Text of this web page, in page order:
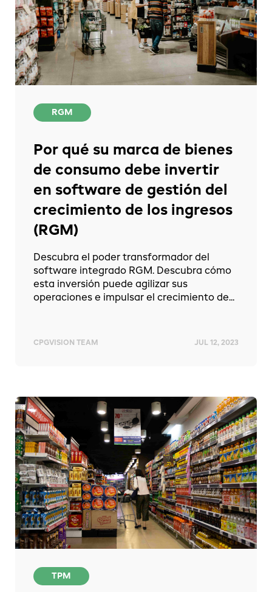
RGM
Por qué su marca de bienes
de consumo debe invertir
en software de gestión del
crecimiento de los ingresos
(RGM)
Descubra el poder transformador del
software integrado RGM. Descubra cómo
esta inversión puede agilizar sus
operaciones e impulsar el crecimiento de...
CPGVISION TEAM JUL 12, 2023
TPM